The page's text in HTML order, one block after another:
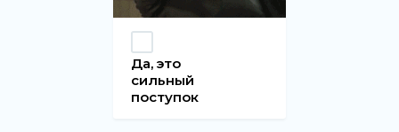
Да, это
сильный
поступок